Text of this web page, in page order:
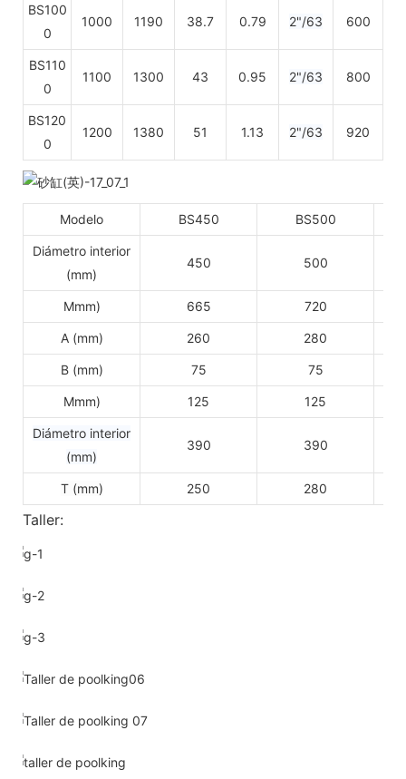
BS100
0
1000 1190 38.7 0.79 2"/63 600
BS110
0
1100 1300 43 0.95 2"/63 800
BS120
0
1200 1380 51 1.13 2"/63 920
Modelo BS450 BS500
Diámetro interior
(mm)
450 500
Mmm) 665 720
A (mm) 260 280
B (mm) 75 75
Mmm) 125 125
Diámetro interior
(mm)
390 390
T (mm) 250 280
Taller: